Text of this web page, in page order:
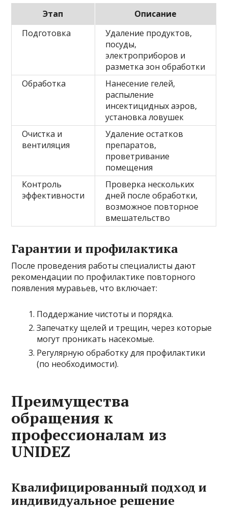
Этап
Описание
Подготовка
Удаление продуктов,
посуды,
электроприборов и
разметка зон обработки
Обработка
Нанесение гелей,
распыление
инсектицидных аэров,
установка ловушек
Очистка и
вентиляция
Удаление остатков
препаратов,
проветривание
помещения
Контроль
эффективности
Проверка нескольких
дней после обработки,
возможное повторное
вмешательство
Гарантии и профилактика
После проведения работы специалисты дают
рекомендации по профилактике повторного
появления муравьев, что включает:
Поддержание чистоты и порядка.
Запечатку щелей и трещин, через которые
могут проникать насекомые.
Регулярную обработку для профилактики
(по необходимости).
Преимущества
обращения к
профессионалам из
UNIDEZ
Квалифицированный подход и
индивидуальное решение